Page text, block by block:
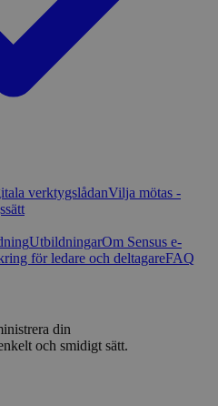
verktygslådanVilja mötas -
UtbildningarOm Sensus e-
för ledare och deltagareFAQ
din
och smidigt sätt.